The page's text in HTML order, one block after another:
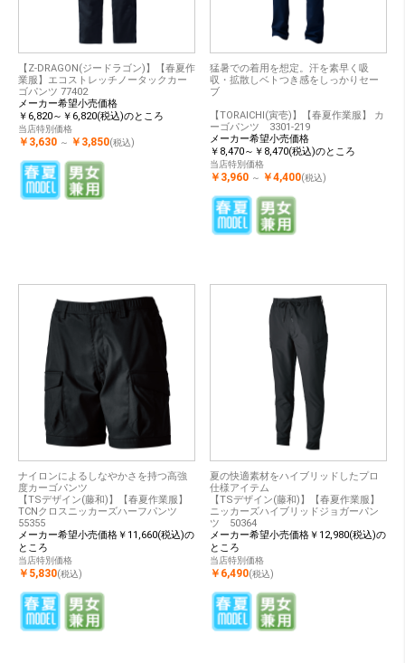
【Z-DRAGON(ジードラゴン)】【春夏作
業服】エコストレッチノータックカー
ゴパンツ 77402
メーカー希望小売価格
￥6,820～￥6,820(税込)のところ
当店特別価格
￥3,630 ～ ￥3,850(税込)
猛暑での着用を想定。汗を素早く吸
収・拡散しベトつき感をしっかりセー
ブ
【TORAICHI(寅壱)】【春夏作業服】 カ
ーゴパンツ 3301-219
メーカー希望小売価格
￥8,470～￥8,470(税込)のところ
当店特別価格
￥3,960 ～ ￥4,400(税込)
ナイロンによるしなやかさを持つ高強
度カーゴパンツ
【TSデザイン(藤和)】【春夏作業服】
TCNクロスニッカーズハーフパンツ
55355
メーカー希望小売価格￥11,660(税込)の
ところ
当店特別価格
￥5,830(税込)
夏の快適素材をハイブリッドしたプロ
仕様アイテム
【TSデザイン(藤和)】【春夏作業服】
ニッカーズハイブリッドジョガーパン
ツ 50364
メーカー希望小売価格￥12,980(税込)の
ところ
当店特別価格
￥6,490(税込)